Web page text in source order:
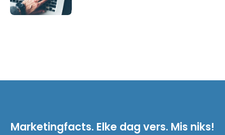
Marketingfacts. Elke dag vers. Mis niks!